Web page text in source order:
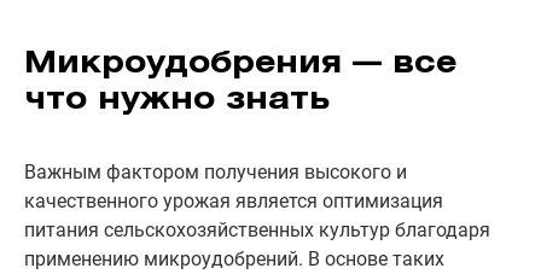
Микроудобрения — все
что нужно знать
Важным фактором получения высокого и
качественного урожая является оптимизация
питания сельскохозяйственных культур благодаря
применению микроудобрений. В основе таких